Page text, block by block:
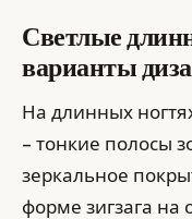
Светлые
варианты
На длинных
– тонкие полосы
зеркальное
форме зигзага на